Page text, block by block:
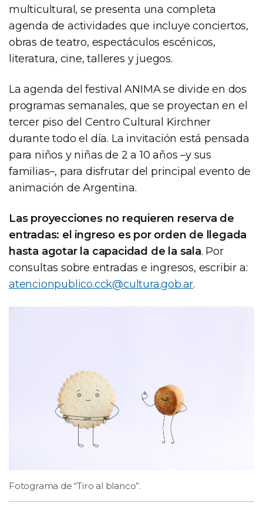
multicultural, se presenta una completa
agenda de actividades que incluye conciertos,
obras de teatro, espectáculos escénicos,
literatura, cine, talleres y juegos.
La agenda del festival ANIMA se divide en dos
programas semanales, que se proyectan en el
tercer piso del Centro Cultural Kirchner
durante todo el día. La invitación está pensada
para niños y niñas de 2 a 10 años ­­–y sus
familias–, para disfrutar del principal evento de
animación de Argentina.
Las proyecciones no requieren reserva de
entradas: el ingreso es por orden de llegada
hasta agotar la capacidad de la sala. Por
consultas sobre entradas e ingresos, escribir a:
atencionpublico.cck@cultura.gob.ar.
Fotograma de “Tiro al blanco”.